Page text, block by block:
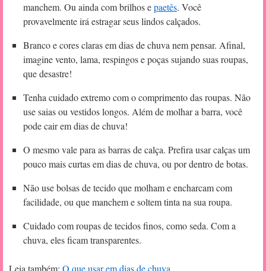
manchem. Ou ainda com brilhos epaetês. Você
provavelmente irá estragar seus lindos calçados.
Branco e cores claras em dias de chuva nem pensar. Afinal,
imagine vento, lama, respingos e poças sujando suas roupas,
que desastre!
Tenha cuidado extremo com o comprimento das roupas. Não
use saias ou vestidos longos. Além de molhar a barra, você
pode cair em dias de chuva!
O mesmo vale para as barras de calça. Prefira usar calças um
pouco mais curtas em dias de chuva, ou por dentro de botas.
Não use bolsas de tecido que molham e encharcam com
facilidade, ou que manchem e soltem tinta na sua roupa.
Cuidado com roupas de tecidos finos, como seda. Com a
chuva, eles ficam transparentes.
Leia também: O que usar em dias de chuva